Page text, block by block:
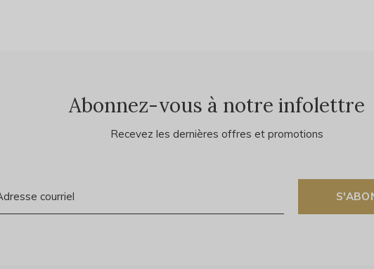
Abonnez-vous à notre infolettre
Recevez les dernières offres et promotions